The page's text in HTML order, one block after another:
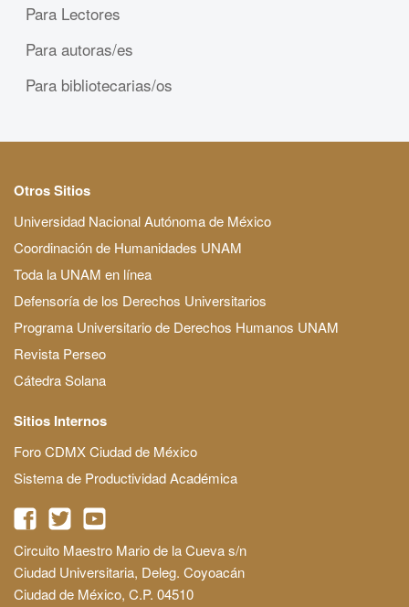
Para Lectores
Para autoras/es
Para bibliotecarias/os
Otros Sitios
Universidad Nacional Autónoma de México
Coordinación de Humanidades UNAM
Toda la UNAM en línea
Defensoría de los Derechos Universitarios
Programa Universitario de Derechos Humanos UNAM
Revista Perseo
Cátedra Solana
Sitios Internos
Foro CDMX Ciudad de México
Sistema de Productividad Académica
Circuito Maestro Mario de la Cueva s/n
Ciudad Universitaria, Deleg. Coyoacán
Ciudad de México, C.P. 04510